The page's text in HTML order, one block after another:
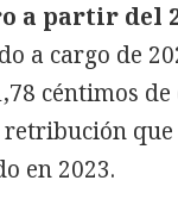
a partir del
a cargo de
céntimos
en 2023.